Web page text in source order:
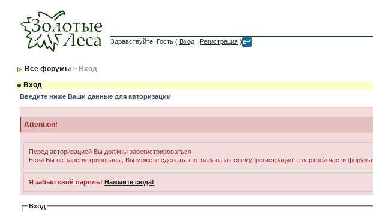
Здравствуйте, Гость ( Вход | Регистрация )
Все форумы > Вход
Вход
Введите ниже Ваши данные для авторизации
Attention!
Перед авторизацией Вы должны зарегистрироваться
Если Вы не зарегистрированы, Вы можете сделать это, нажав на ссылку 'регистрация' в верхней части форума.
Я забыл свой пароль! Нажмите сюда!
Вход